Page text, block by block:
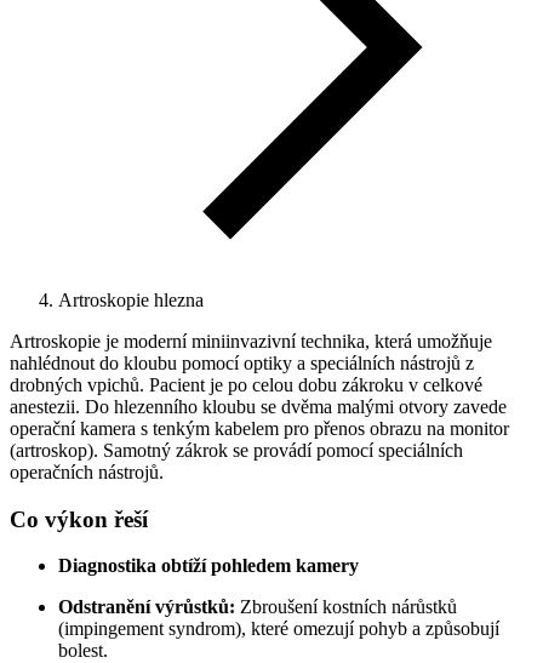
Artroskopie hlezna
Artroskopie je moderní miniinvazivní technika, která umožňuje
nahlédnout do kloubu pomocí optiky a speciálních nástrojů z
drobných vpichů. Pacient je po celou dobu zákroku v celkové
anestezii. Do hlezenního kloubu se dvěma malými otvory zavede
operační kamera s tenkým kabelem pro přenos obrazu na monitor
(artroskop). Samotný zákrok se provádí pomocí speciálních
operačních nástrojů.
Co výkon řeší
Diagnostika obtíží pohledem kamery
Odstranění výrůstků: Zbroušení kostních nárůstků
(impingement syndrom), které omezují pohyb a způsobují
bolest.